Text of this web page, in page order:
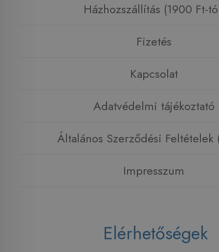
Házhozszállítás (1900 Ft-
Fizetés
Kapcsolat
Adatvédelmi tájékoztató
Általános Szerződési Feltételek
Impresszum
Elérhetőségek